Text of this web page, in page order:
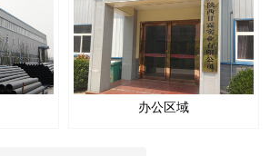
办公区域